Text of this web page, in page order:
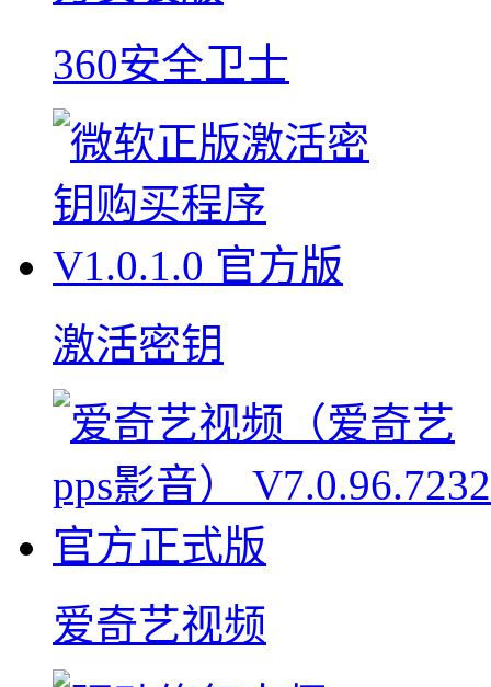
360安全卫士
激活密钥
爱奇艺视频